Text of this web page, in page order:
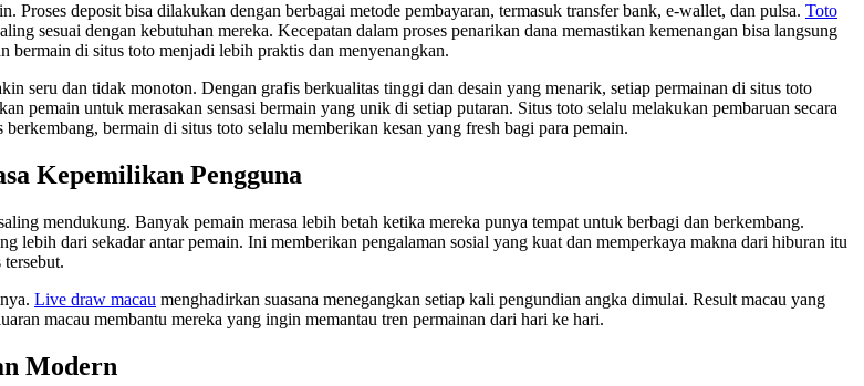
Proses deposit bisa dilakukan dengan berbagai metode pembayaran, termasuk transfer bank, e-wallet, dan pulsa. Toto
sesuai dengan kebutuhan mereka. Kecepatan dalam proses penarikan dana memastikan kemenangan bisa langsung
bermain di situs toto menjadi lebih praktis dan menyenangkan.
seru dan tidak monoton. Dengan grafis berkualitas tinggi dan desain yang menarik, setiap permainan di situs toto
pemain untuk merasakan sensasi bermain yang unik di setiap putaran. Situs toto selalu melakukan pembaruan secara
bermain di situs toto selalu memberikan kesan yang fresh bagi para pemain.
Kepemilikan Pengguna
mendukung. Banyak pemain merasa lebih betah ketika mereka punya tempat untuk berbagi dan berkembang.
lebih dari sekadar antar pemain. Ini memberikan pengalaman sosial yang kuat dan memperkaya makna dari hiburan itu
Live draw macau menghadirkan suasana menegangkan setiap kali pengundian angka dimulai. Result macau yang
macau membantu mereka yang ingin memantau tren permainan dari hari ke hari.
Modern